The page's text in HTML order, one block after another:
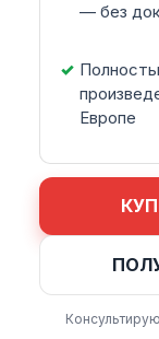
— без
Европе